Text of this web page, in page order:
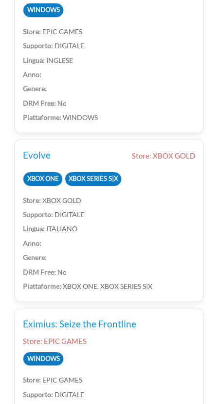
WINDOWS
EPIC GAMES
DIGITALE
INGLESE
No
WINDOWS
Evolve Store: XBOX GOLD
XBOX ONE XBOX SERIES S|X
XBOX GOLD
DIGITALE
ITALIANO
No
XBOX ONE, XBOX SERIES S|X
Eximius: Seize the Frontline
Store: EPIC GAMES
WINDOWS
EPIC GAMES
DIGITALE